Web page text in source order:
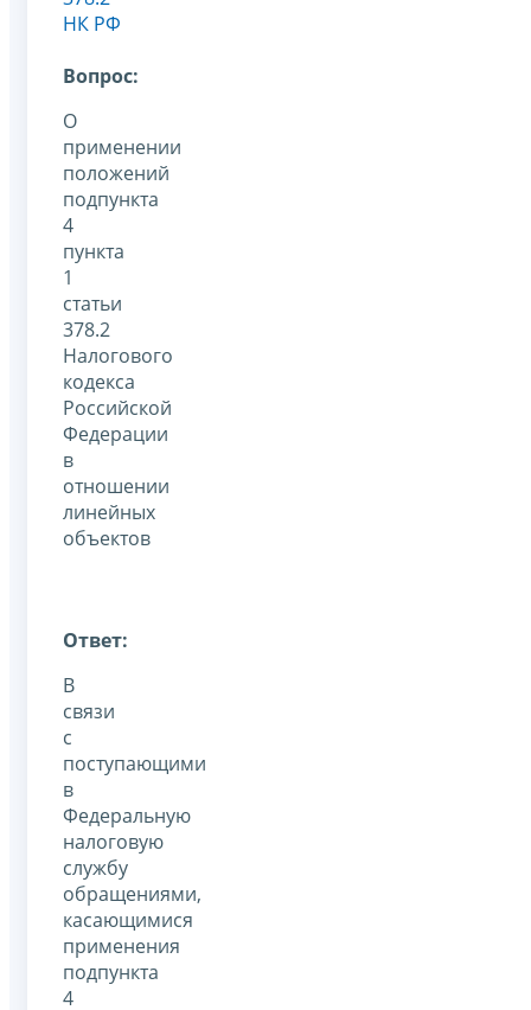
НК РФ
Вопрос:
О
применении
положений
подпункта
4
пункта
1
статьи
378.2
Налогового
кодекса
Российской
Федерации
в
отношении
линейных
объектов
Ответ:
В
связи
с
поступающими
в
Федеральную
налоговую
службу
обращениями,
касающимися
применения
подпункта
4